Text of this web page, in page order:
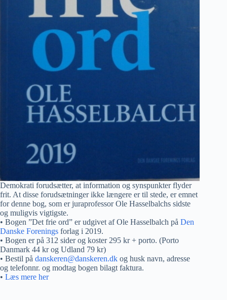
Demokrati forudsætter, at information og synspunkter flyder
frit. At disse forudsætninger ikke længere er til stede, er emnet
for denne bog, som er juraprofessor Ole Hasselbalchs sidste
og muligvis vigtigste.
• Bogen ”Det frie ord” er udgivet af Ole Hasselbalch på Den
Danske Forenings forlag i 2019.
• Bogen er på 312 sider og koster 295 kr + porto. (Porto
Danmark 44 kr og Udland 79 kr)
• Bestil på danskeren@danskeren.dk og husk navn, adresse
og telefonnr. og modtag bogen bilagt faktura.
• Læs mere her